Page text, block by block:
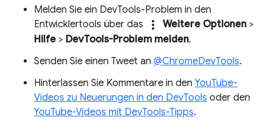
Melden Sie ein DevTools-Problem in den
Entwicklertools über das
more_vert Weitere Optionen >
Hilfe > DevTools-Problem melden.
Senden Sie einen Tweet an @ChromeDevTools.
Hinterlassen Sie Kommentare in den YouTube-
Videos zu Neuerungen in den DevTools oder den
YouTube-Videos mit DevTools-Tipps.